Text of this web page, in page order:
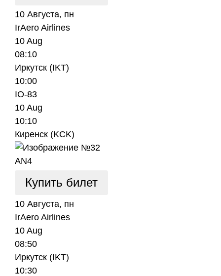
10 Августа, пн
IrAero Airlines
10 Aug
08:10
Иркутск (IKT)
10:00
IO-83
10 Aug
10:10
Киренск (KCK)
AN4
Купить билет
10 Августа, пн
IrAero Airlines
10 Aug
08:50
Иркутск (IKT)
10:30